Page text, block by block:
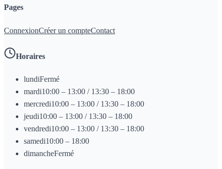
Pages
ConnexionCréer un compteContact
Horaires
lundiFermé
mardi10:00 – 13:00 / 13:30 – 18:00
mercredi10:00 – 13:00 / 13:30 – 18:00
jeudi10:00 – 13:00 / 13:30 – 18:00
vendredi10:00 – 13:00 / 13:30 – 18:00
samedi10:00 – 18:00
dimancheFermé